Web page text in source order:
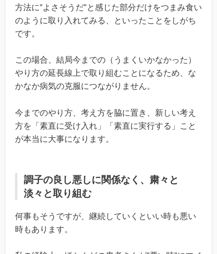
方法に”よさそうだ”と感じた部分だけをつまみ食い
のように取り入れてみる、といったことをしがち
です。
この場合、結局今までの（うまくいかなかった）
やり方の延長線上で取り組むことになるため、な
かなか病気の克服につながりません。
今までのやり方、考え方を脇に置き、新しい考え
方を「素直に受け入れ」「素直に実行する」こと
が本当に大事になります。
調子の良し悪しに関係なく、粛々と
淡々と取り組む
何事もそうですが、継続していくといい時も悪い
時もあります。